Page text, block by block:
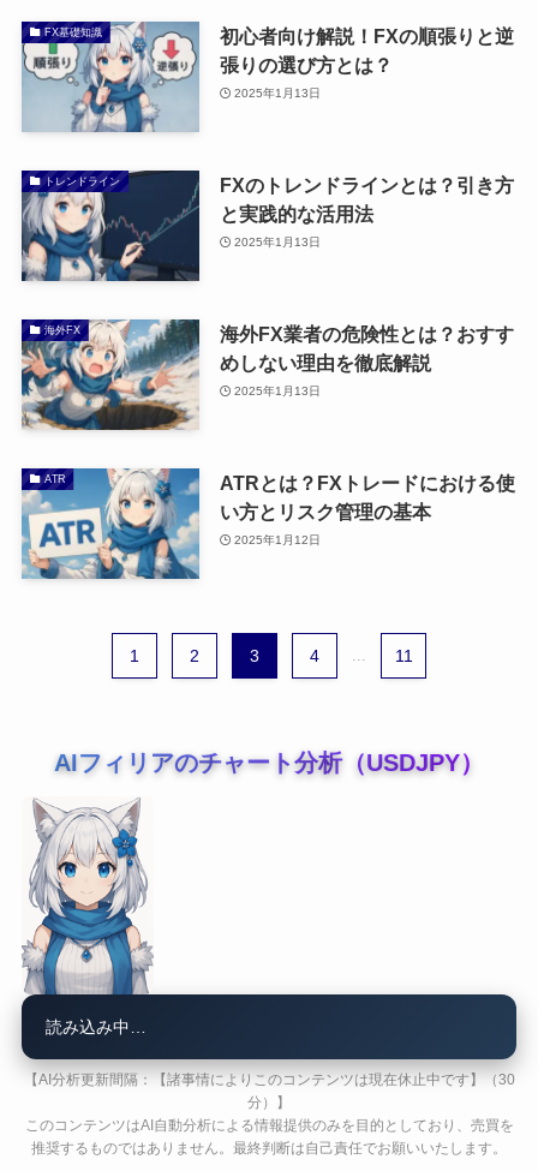
FX基礎知識
初心者向け解説！FXの順張りと逆
張りの選び方とは？
2025年1月13日
トレンドライン
FXのトレンドラインとは？引き方
と実践的な活用法
2025年1月13日
海外FX
海外FX業者の危険性とは？おすす
めしない理由を徹底解説
2025年1月13日
ATR
ATRとは？FXトレードにおける使
い方とリスク管理の基本
2025年1月12日
1 2 3 4 11
AIフィリアのチャート分析（USDJPY）
読み込み中…
【AI分析更新間隔：【諸事情によりこのコンテンツは現在休止中です】（30
分）】
このコンテンツはAI自動分析による情報提供のみを目的としており、売買を
推奨するものではありません。最終判断は自己責任でお願いいたします。